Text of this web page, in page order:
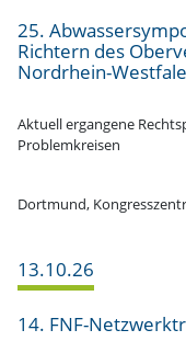
25.
Richtern des
Nordrhein-
Aktuell ergangene
Problemkreisen
Dortmund,
13.10.26
14. FNF-